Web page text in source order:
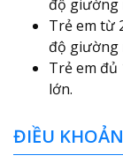
độ giường
Trẻ em từ
độ giường
Trẻ em đủ
lớn.
ĐIỀU